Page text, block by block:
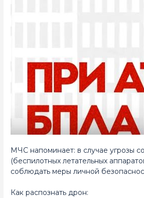
МЧС напоминает: в случае угрозы
(беспилотных летательных
соблюдать меры личной
Как распознать дрон: